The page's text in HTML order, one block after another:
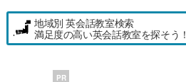
地域別 英会話教室検索
満足度の高い英会話教室を探そう！
PR